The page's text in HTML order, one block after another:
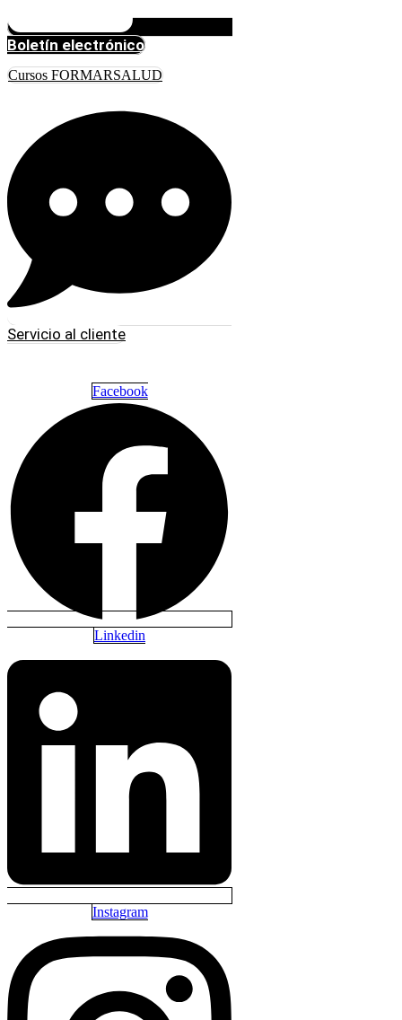
Boletín electrónico
Cursos FORMARSALUD
Servicio al cliente
Facebook
Linkedin
Instagram